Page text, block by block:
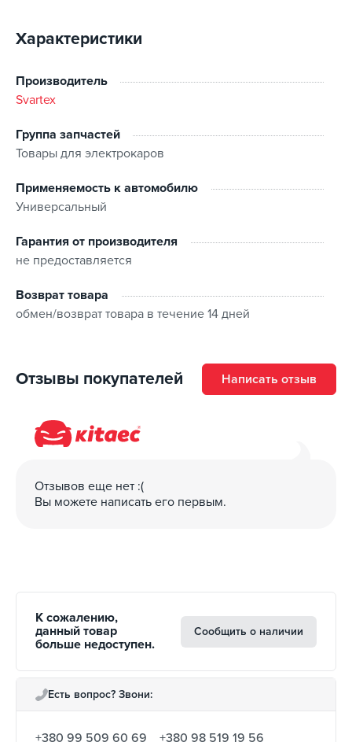
Дополнительные характеристики
Рабочее напряжение устройства: ~230В -15% +10%
Защита от превышения напряжения: 260В
Возможность изменения зарядного тока: присутствует:
7А - 16А
Nissan Leaf
Audi E-Tron
BMW i3
Kia Niro
Mercedes-Benz B-Class
MG 4
MG ZS EV
Tesla Model 3
Tesla Model Y
Tesla Model X
Tesla Model S
Характеристики
Производитель
Svartex
Группа запчастей
Товары для электрокаров
Применяемость к автомобилю
Универсальный
Гарантия от производителя
не предоставляется
Возврат товара
обмен/возврат товара в течение 14 дней
Отзывы покупателей Написать отзыв
Отзывов еще нет :(
Вы можете написать его первым.
К сожалению,
данный товар
больше недоступен.
Сообщить о наличии
Есть вопрос? Звони:
+380 99 509 60 69
+380 98 519 19 56